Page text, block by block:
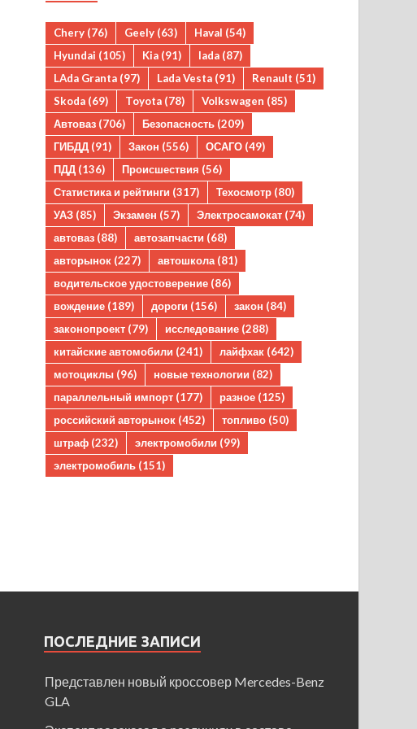
Chery (76) Geely (63) Haval (54)
Hyundai (105) Kia (91) lada (87)
LAda Granta (97) Lada Vesta (91) Renault (51)
Skoda (69) Toyota (78) Volkswagen (85)
Автоваз (706) Безопасность (209)
ГИБДД (91) Закон (556) ОСАГО (49)
ПДД (136) Происшествия (56)
Статистика и рейтинги (317) Техосмотр (80)
УАЗ (85) Экзамен (57) Электросамокат (74)
автоваз (88) автозапчасти (68)
авторынок (227) автошкола (81)
водительское удостоверение (86)
вождение (189) дороги (156) закон (84)
законопроект (79) исследование (288)
китайские автомобили (241) лайфхак (642)
мотоциклы (96) новые технологии (82)
параллельный импорт (177) разное (125)
российский авторынок (452) топливо (50)
штраф (232) электромобили (99)
электромобиль (151)
ПОСЛЕДНИЕ ЗАПИСИ
Представлен новый кроссовер Mercedes-Benz
GLA